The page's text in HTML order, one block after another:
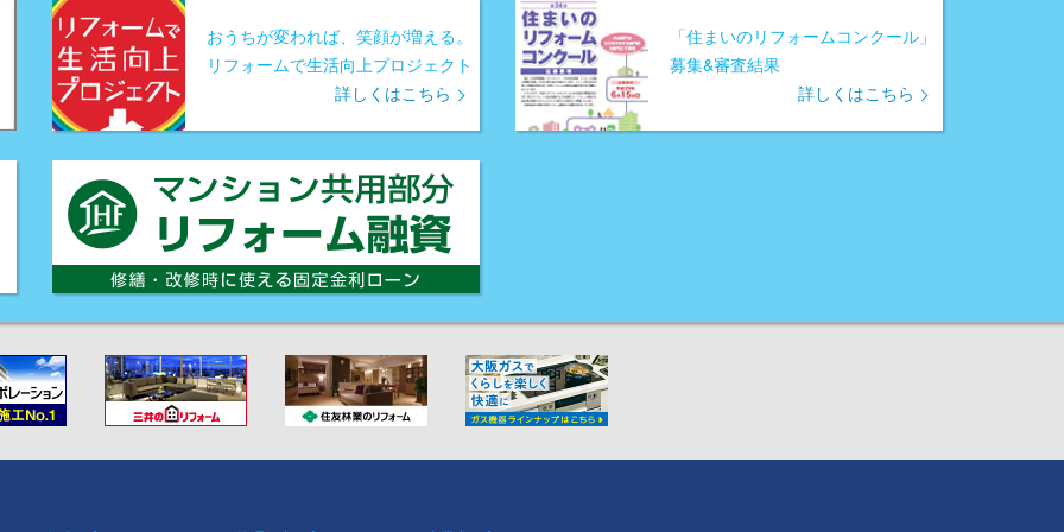
おうちが変われば、笑顔が増える。
リフォームで生活向上プロジェクト
詳しくはこちら
「住まいのリフォームコンクール」
募集&審査結果
詳しくはこちら